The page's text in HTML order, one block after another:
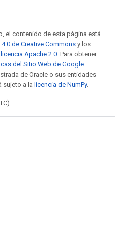
el contenido de esta página está
de Creative Commons y los
licencia Apache 2.0. Para obtener
del Sitio Web de Google
de Oracle o sus entidades
sujeto a la licencia de NumPy.